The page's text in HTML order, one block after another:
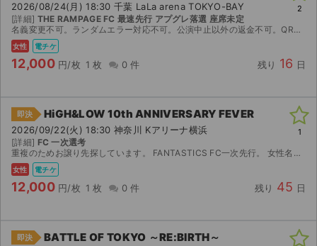
2026/08/24(月) 18:30 千葉 LaLa arena TOKYO-BAY
[詳細] THE RAMPAGE FC 最速先行 アプグレ落選 座席未定
名義変更不可。ランダムエラー対応不可。公演中止以外の返金不可。QRコード送ります。
女性 電チケ
12,000 円/枚 1 枚 0 件 残り 16 日
2
即決 HiGH&LOW 10th ANNIVERSARY FEVER
2026/09/22(火) 18:30 神奈川 Kアリーナ横浜
[詳細] FC 一次選考
重複のためお譲り先探しています。 FANTASTICS FC一次先行。 女性名義（名義変更不可）です。 チケット発券開始は公演3日前を予定しています。 ランダムエラーの対応と返金不可...
女性 電チケ
12,000 円/枚 1 枚 0 件 残り 45 日
1
即決 BATTLE OF TOKYO ～RE:BIRTH～